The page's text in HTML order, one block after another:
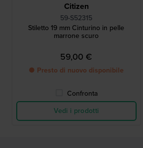
Citizen
59-S52315
Stiletto 19 mm Cinturino in pelle
marrone scuro
59,00 €
● Presto di nuovo disponibile
Confronta
Vedi i prodotti